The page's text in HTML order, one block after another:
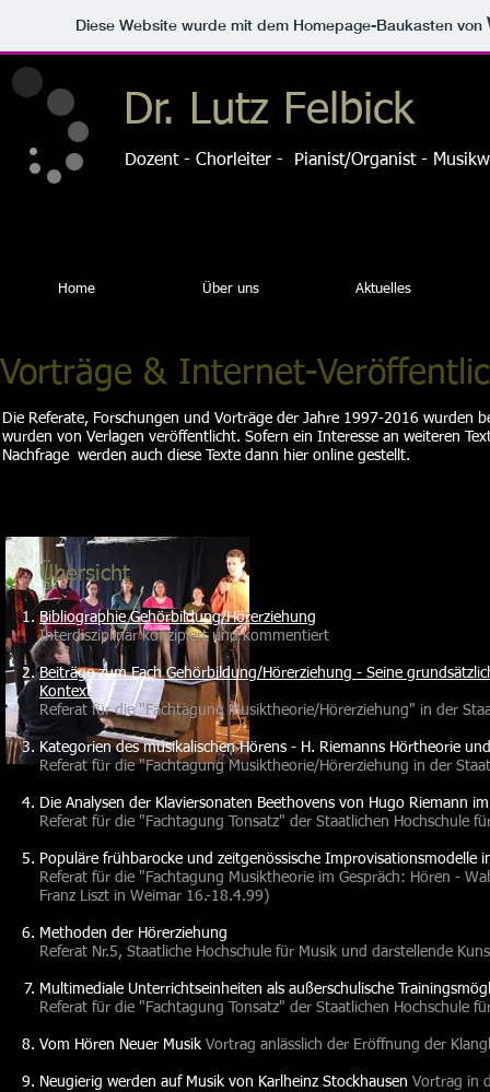
Diese Website wurde mit dem Homepage-Baukasten von
Dr. Lutz Felbick
Dozent - Chorleiter - Pianist/Organist -
Home Über uns Aktuelles
Vorträge & Internet-
Die Referate, Forschungen und Vorträge der Jahre 1997-2016 wurden
wurden von Verlagen veröffentlicht. Sofern ein Interesse an weiteren
Nachfrage werden auch diese Texte dann hier online gestellt.
Übersicht
Bibliographie Gehörbildung/Hörerziehung
Interdisziplinär konzipiert und kommentiert
Beiträge zum Fach Gehörbildung/Hörerziehung - Seine
Kontext
Referat für die "Fachtagung Musiktheorie/Hörerziehung" in der
Kategorien des musikalischen Hörens - H. Riemanns Hörtheorie
Referat für die "Fachtagung Musiktheorie/Hörerziehung in der
Die Analysen der Klaviersonaten Beethovens von Hugo Riemann
Referat für die "Fachtagung Tonsatz" der Staatlichen Hochschule
Populäre frühbarocke und zeitgenössische Improvisationsmodelle
Referat für die "Fachtagung Musiktheorie im Gespräch: Hören -
Franz Liszt in Weimar 16.-18.4.99)
Methoden der Hörerziehung
Referat Nr.5, Staatliche Hochschule für Musik und darstellende
Multimediale Unterrichtseinheiten als außerschulische
Referat für die "Fachtagung Tonsatz" der Staatlichen Hochschule
Vom Hören Neuer Musik Vortrag anlässlich der Eröffnung der
Neugierig werden auf Musik von Karlheinz Stockhausen Vortrag in